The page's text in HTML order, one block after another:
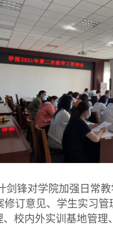
锋对学院加强日常
订意见、学生实习
校内外实训基地管